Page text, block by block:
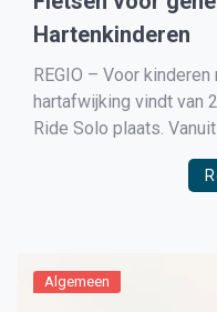
Hartenkinderen
REGIO – Voor
hartafwijking vindt van
Ride Solo plaats.
deelnemers voor
omgeving of op de
Algemeen